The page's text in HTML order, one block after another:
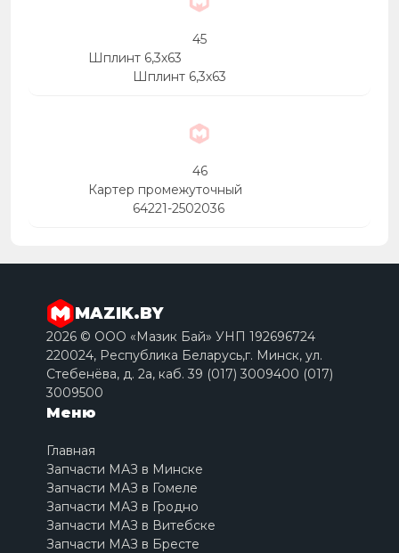
45
Шплинт 6,3х63
Шплинт 6,3х63
46
Картер промежуточный
64221-2502036
MAZIK.BY
2026 © ООО «Мазик Бай» УНП 192696724
220024, Республика Беларусь,г. Минск, ул.
Стебенёва, д. 2a, каб. 39 (017) 3009400 (017)
3009500
Меню
Главная
Запчасти МАЗ в Минске
Запчасти МАЗ в Гомеле
Запчасти МАЗ в Гродно
Запчасти МАЗ в Витебске
Запчасти МАЗ в Бресте